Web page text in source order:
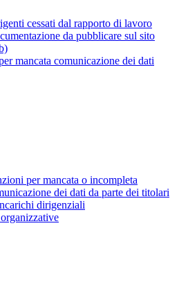
cessati dal rapporto di lavoro
da pubblicare sul sito
mancata comunicazione dei dati
per mancata o incompleta
dei dati da parte dei titolari
dirigenziali